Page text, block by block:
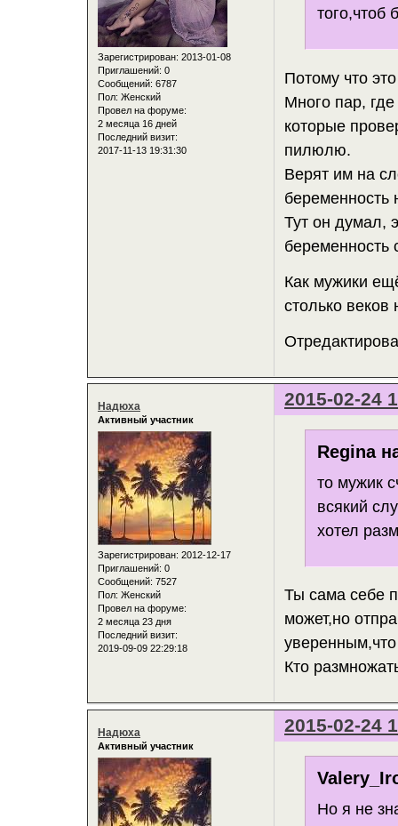
Зарегистрирован: 2013-01-08
Приглашений: 0
Сообщений: 6787
Пол: Женский
Провел на форуме:
2 месяца 16 дней
Последний визит:
2017-11-13 19:31:30
того,чтоб
Потому что
Много пар,
которые
пилюлю.
Верят им на
беременность
Тут он думал,
беременность
Как мужики
столько веков
2015-02-24
Надюха
Активный участник
Зарегистрирован: 2012-12-17
Приглашений: 0
Сообщений: 7527
Пол: Женский
Провел на форуме:
2 месяца 23 дня
Последний визит:
2019-09-09 22:29:18
Regina
то мужик
всякий
хотел
Ты сама себе
может,но
уверенным,что
Кто
2015-02-24
Надюха
Активный участник
Но я не